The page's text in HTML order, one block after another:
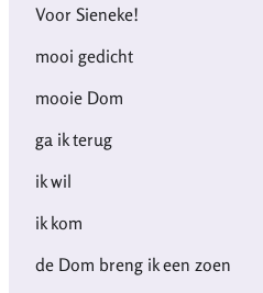
Voor Sieneke!
mooi gedicht
mooie Dom
ga ik terug
ik wil
ik kom
de Dom breng ik een zoen